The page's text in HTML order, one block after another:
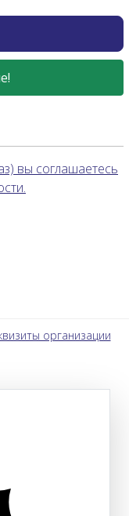
вы соглашаетесь
организации